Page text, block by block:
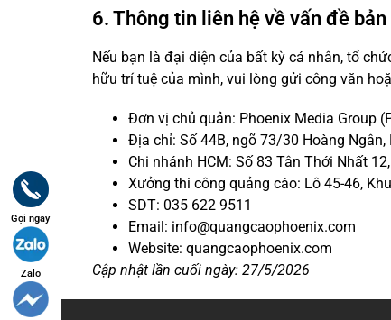
6. Thông tin liên hệ về vấn đề bản
Nếu bạn là đại diện của bất kỳ cá nhân, tổ
hữu trí tuệ của mình, vui lòng gửi công văn
Đơn vị chủ quản: Phoenix Media Group
Địa chỉ: Số 44B, ngõ 73/30 Hoàng
Chi nhánh HCM: Số 83 Tân Thới Nhất
Xưởng thi công quảng cáo: Lô 45-46,
SDT: 035 622 9511
Email: info@quangcaophoenix.com
Website: quangcaophoenix.com
Cập nhật lần cuối ngày: 27/5/2026
Gọi ngay
Zalo